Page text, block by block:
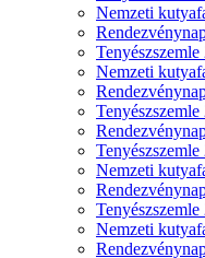
Nemzeti
Tenyészszemle
Nemzeti
Tenyészszemle
Tenyészszemle
Nemzeti
Tenyészszemle
Nemzeti